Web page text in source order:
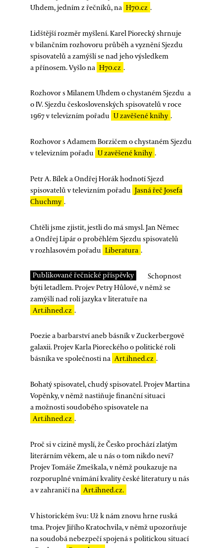
Uhdem, jedním z řečníků, na H70.cz .
Lidštější rozměr myšlení. Karel Piorecký shrnuje
v bilančním rozhovoru průběh a vyznění Sjezdu
spisovatelů a zamýšlí se nad jeho výsledkem
a přínosem. Vyšlo na H70.cz .
Rozhovor s Milanem Uhdem o chystaném Sjezdu a
o IV. Sjezdu československých spisovatelů v roce
1967 v televizním pořadu U zavěšené knihy .
Rozhovor s Adamem Borzičem o chystaném Sjezdu
v televizním pořadu U zavěšené knihy .
Petr A. Bílek a Ondřej Horák hodnotí Sjezd
spisovatelů v televizním pořadu Jasná řeč Josefa
Chuchmy .
Chtěli jsme zjistit, jestli do má smysl. Jan Němec
a Ondřej Lipár o proběhlém Sjezdu spisovatelů
v rozhlasovém pořadu Liberatura .
Publikované řečnické příspěvky
Schopnost
býti letadlem. Projev Petry Hůlové, v němž se
zamýšlí nad rolí jazyka v literatuře na
Art.ihned.cz .
Poezie a barbarství aneb básník v Zuckerbergově
galaxii. Projev Karla Pioreckého o politické roli
básníka ve společnosti na Art.ihned.cz .
Bohatý spisovatel, chudý spisovatel. Projev Martina
Vopěnky, v němž nastiňuje finanční situaci
a možnosti soudobého spisovatele na
Art.ihned.cz .
Proč si v cizině myslí, že Česko prochází zlatým
literárním věkem, ale u nás o tom nikdo neví?
Projev Tomáše Zmeškala, v němž poukazuje na
rozporuplné vnímání kvality české literatury u nás
a v zahraničí na Art.ihned.cz.
V historickém švu: Už k nám znovu hrne ruská
tma. Projev Jiřího Kratochvila, v němž upozorňuje
na soudobá nebezpečí spojená s politickou situací